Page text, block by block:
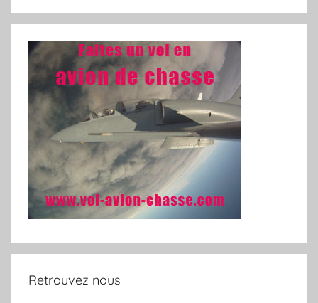
Retrouvez nous